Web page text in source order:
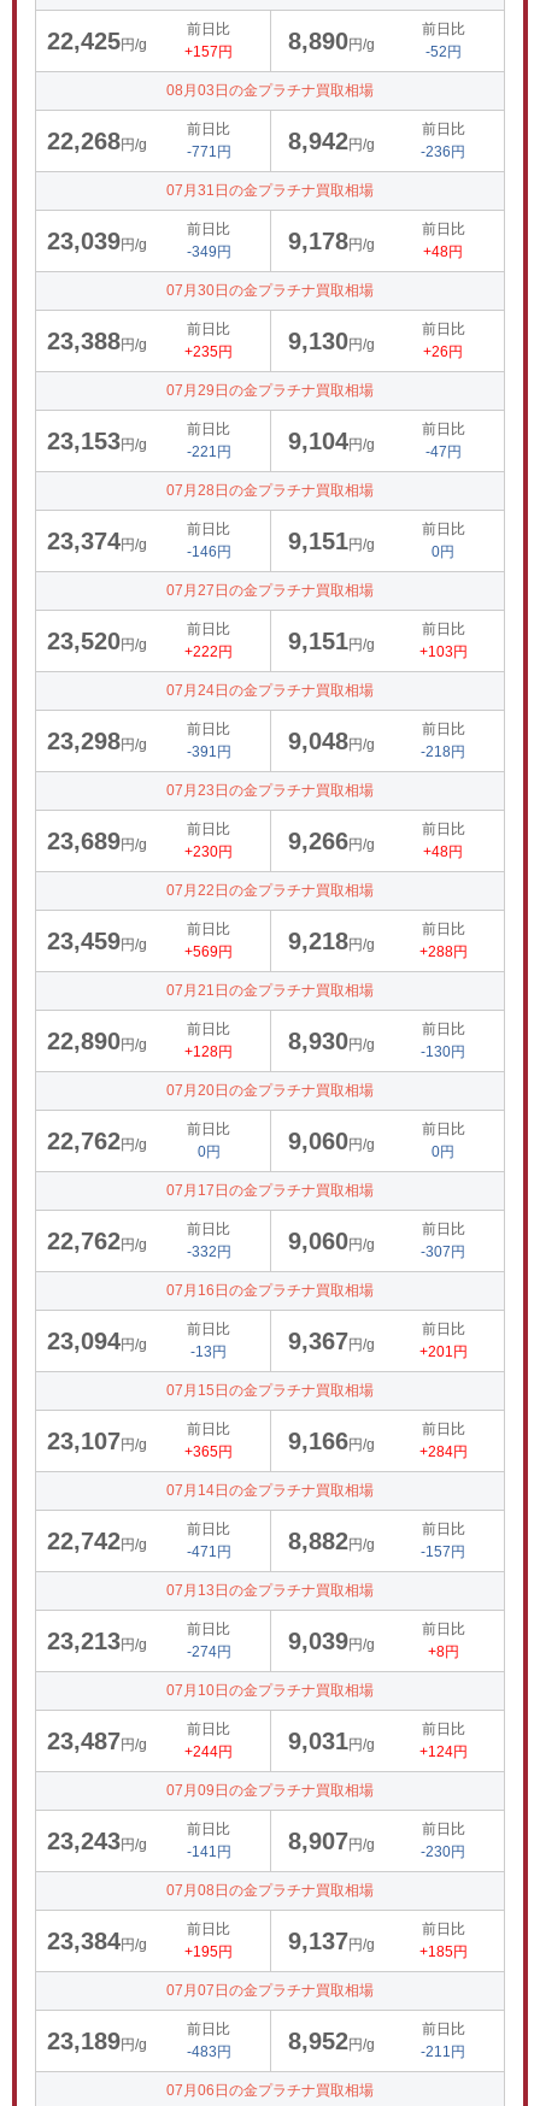
22,425円/g
前日比
+157円
8,890円/g
前日比
-52円
08月03日の金プラチナ買取相場
22,268円/g
前日比
-771円
8,942円/g
前日比
-236円
07月31日の金プラチナ買取相場
23,039円/g
前日比
-349円
9,178円/g
前日比
+48円
07月30日の金プラチナ買取相場
23,388円/g
前日比
+235円
9,130円/g
前日比
+26円
07月29日の金プラチナ買取相場
23,153円/g
前日比
-221円
9,104円/g
前日比
-47円
07月28日の金プラチナ買取相場
23,374円/g
前日比
-146円
9,151円/g
前日比
0円
07月27日の金プラチナ買取相場
23,520円/g
前日比
+222円
9,151円/g
前日比
+103円
07月24日の金プラチナ買取相場
23,298円/g
前日比
-391円
9,048円/g
前日比
-218円
07月23日の金プラチナ買取相場
23,689円/g
前日比
+230円
9,266円/g
前日比
+48円
07月22日の金プラチナ買取相場
23,459円/g
前日比
+569円
9,218円/g
前日比
+288円
07月21日の金プラチナ買取相場
22,890円/g
前日比
+128円
8,930円/g
前日比
-130円
07月20日の金プラチナ買取相場
22,762円/g
前日比
0円
9,060円/g
前日比
0円
07月17日の金プラチナ買取相場
22,762円/g
前日比
-332円
9,060円/g
前日比
-307円
07月16日の金プラチナ買取相場
23,094円/g
前日比
-13円
9,367円/g
前日比
+201円
07月15日の金プラチナ買取相場
23,107円/g
前日比
+365円
9,166円/g
前日比
+284円
07月14日の金プラチナ買取相場
22,742円/g
前日比
-471円
8,882円/g
前日比
-157円
07月13日の金プラチナ買取相場
23,213円/g
前日比
-274円
9,039円/g
前日比
+8円
07月10日の金プラチナ買取相場
23,487円/g
前日比
+244円
9,031円/g
前日比
+124円
07月09日の金プラチナ買取相場
23,243円/g
前日比
-141円
8,907円/g
前日比
-230円
07月08日の金プラチナ買取相場
23,384円/g
前日比
+195円
9,137円/g
前日比
+185円
07月07日の金プラチナ買取相場
23,189円/g
前日比
-483円
8,952円/g
前日比
-211円
07月06日の金プラチナ買取相場